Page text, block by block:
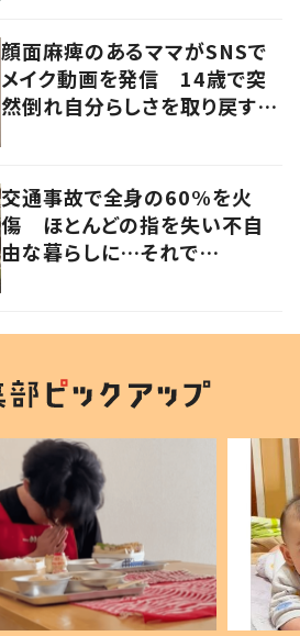
顔面麻痺のあるママがSNSで
メイク動画を発信 14歳で突
然倒れ自分らしさを取り戻すま
交通事故で全身の60%を火
傷 ほとんどの指を失い不自
由な暮らしに…それで